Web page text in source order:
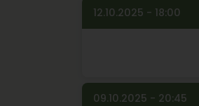
12.10.2025 - 18:00
09.10.2025 - 20:45